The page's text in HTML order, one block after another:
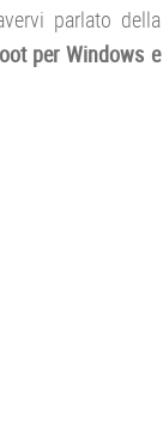
parlato della
per Windows e